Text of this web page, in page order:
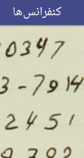
کنفرانس‌ها